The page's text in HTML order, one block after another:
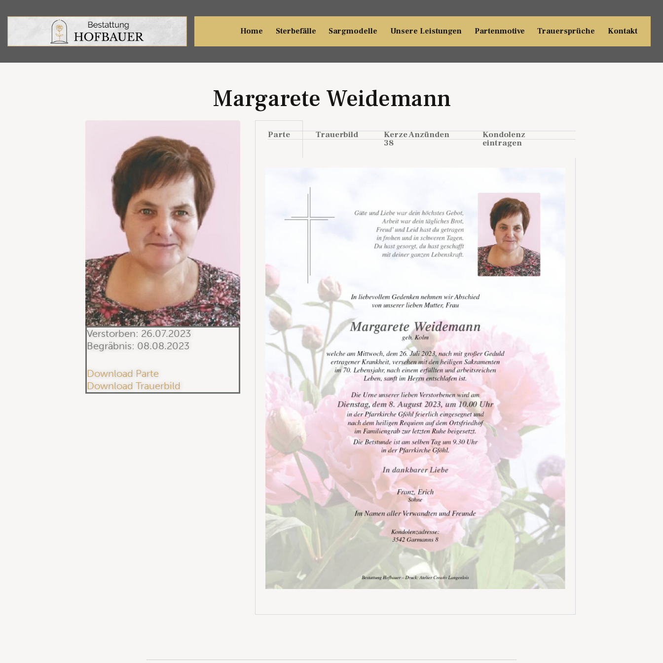
Home Sterbefälle Sargmodelle Unsere Leistungen Partenmotive Trauersprüche Kontakt
Margarete Weidemann
Verstorben: 26.07.2023
Begräbnis: 08.08.2023
Download Parte
Download Trauerbild
Parte Trauerbild Kerze Anzünden
38
Kondolenz
eintragen